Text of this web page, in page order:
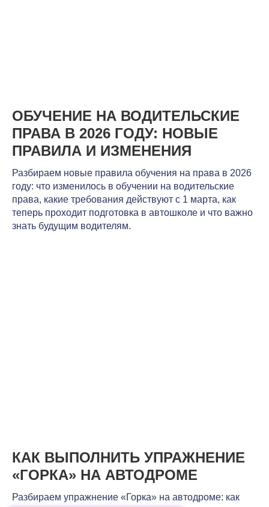
ОБУЧЕНИЕ НА ВОДИТЕЛЬСКИЕ
ПРАВА В 2026 ГОДУ: НОВЫЕ
ПРАВИЛА И ИЗМЕНЕНИЯ
Разбираем новые правила обучения на права в 2026
году: что изменилось в обучении на водительские
права, какие требования действуют с 1 марта, как
теперь проходит подготовка в автошколе и что важно
знать будущим водителям.
КАК ВЫПОЛНИТЬ УПРАЖНЕНИЕ
«ГОРКА» НА АВТОДРОМЕ
Разбираем упражнение «Горка» на автодроме: как